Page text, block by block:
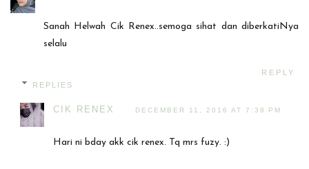
Sanah Helwah Cik Renex..semoga sihat dan diberkatiNya
selalu
REPLY
REPLIES
CIK RENEX DECEMBER 11, 2016 AT 7:38 PM
Hari ni bday akk cik renex. Tq mrs fuzy. :)